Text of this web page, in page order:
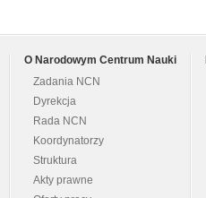
O Narodowym Centrum Nauki
Zadania NCN
Dyrekcja
Rada NCN
Koordynatorzy
Struktura
Akty prawne